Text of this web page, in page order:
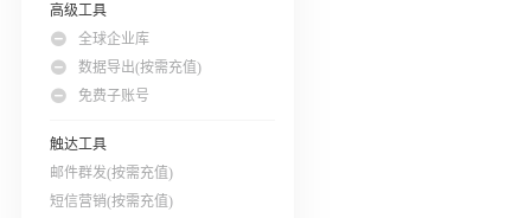
高级工具
全球企业库
数据导出(按需充值)
免费子账号
触达工具
邮件群发(按需充值)
短信营销(按需充值)